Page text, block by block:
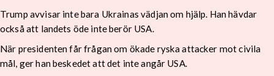
Trump avvisar inte bara Ukrainas vädjan om hjälp. Han hävdar
också att landets öde inte berör USA.
När presidenten får frågan om ökade ryska attacker mot civila
mål, ger han beskedet att det inte angår USA.